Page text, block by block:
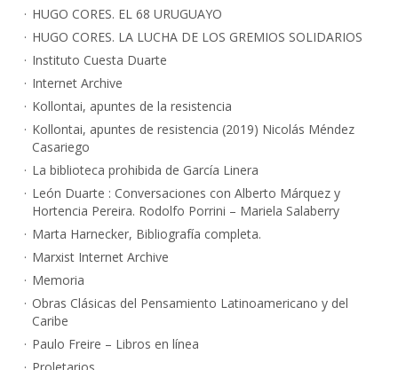
HUGO CORES. EL 68 URUGUAYO
HUGO CORES. LA LUCHA DE LOS GREMIOS SOLIDARIOS
Instituto Cuesta Duarte
Internet Archive
Kollontai, apuntes de la resistencia
Kollontai, apuntes de resistencia (2019) Nicolás Méndez
Casariego
La biblioteca prohibida de García Linera
León Duarte : Conversaciones con Alberto Márquez y
Hortencia Pereira. Rodolfo Porrini – Mariela Salaberry
Marta Harnecker, Bibliografía completa.
Marxist Internet Archive
Memoria
Obras Clásicas del Pensamiento Latinoamericano y del
Caribe
Paulo Freire – Libros en línea